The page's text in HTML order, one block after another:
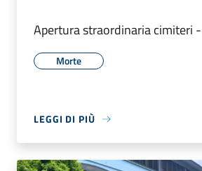
Apertura straordinaria cimiteri
Morte
LEGGI DI PIÙ